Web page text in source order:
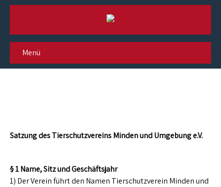
Menü
Satzung des Tierschutzvereins Minden und Umgebung e.V.
§ 1 Name, Sitz und Geschäftsjahr
1) Der Verein führt den Namen Tierschutzverein Minden und